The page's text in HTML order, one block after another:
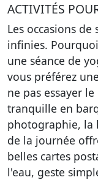
ACTIVITÉS
Les occasions
infinies.
une séance de
vous préférez
ne pas essayer
tranquille en
photographie, la
de la journée
belles cartes
l'eau, geste